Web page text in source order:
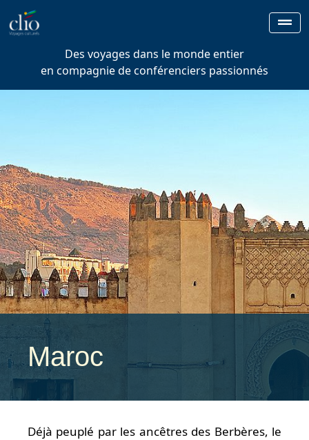
Des voyages dans le monde entier
en compagnie de conférenciers passionnés
Maroc
Déjà peuplé par les ancêtres des Berbères, le